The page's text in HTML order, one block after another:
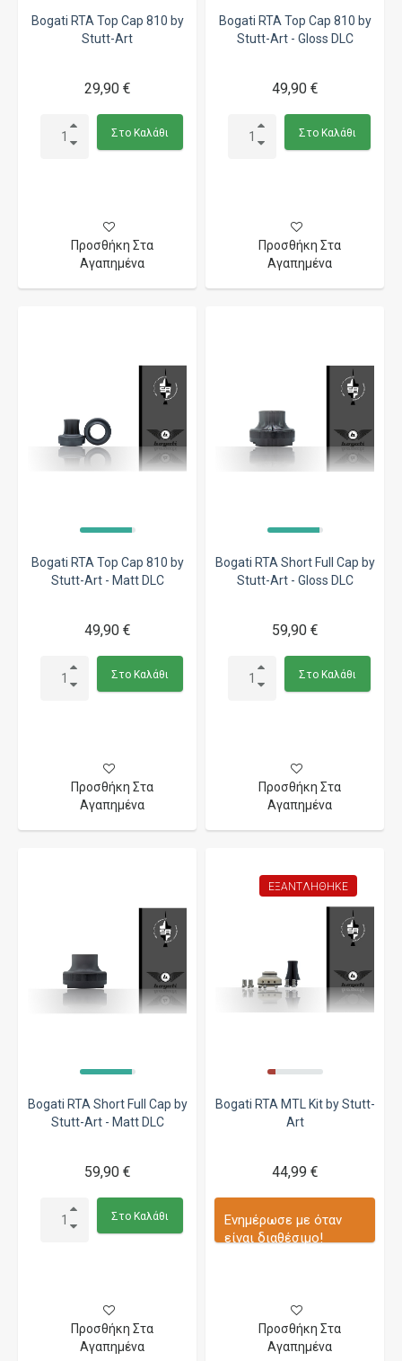
Bogati RTA Top Cap 810 by
Stutt-Art
29,90 €
Στο Καλάθι
Προσθήκη Στα
Αγαπημένα
Bogati RTA Top Cap 810 by
Stutt-Art - Gloss DLC
49,90 €
Στο Καλάθι
Προσθήκη Στα
Αγαπημένα
Bogati RTA Top Cap 810 by
Stutt-Art - Matt DLC
49,90 €
Στο Καλάθι
Προσθήκη Στα
Αγαπημένα
Bogati RTA Short Full Cap by
Stutt-Art - Gloss DLC
59,90 €
Στο Καλάθι
Προσθήκη Στα
Αγαπημένα
Bogati RTA Short Full Cap by
Stutt-Art - Matt DLC
59,90 €
Στο Καλάθι
Προσθήκη Στα
Αγαπημένα
ΕΞΑΝΤΛΉΘΗΚΕ
Bogati RTA MTL Kit by Stutt-
Art
44,99 €
Ενημέρωσε με όταν
είναι διαθέσιμο!
Προσθήκη Στα
Αγαπημένα